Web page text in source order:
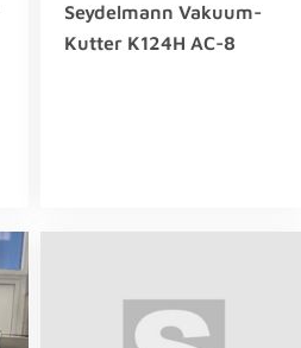
Seydelmann Vakuum-
Kutter K124H AC-8